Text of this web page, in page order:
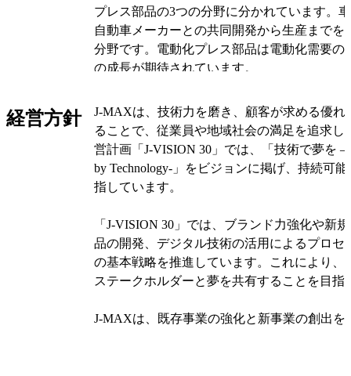
プレス部品の3つの分野に分かれています。
自動車メーカーとの共同開発から生産までを
分野です。電動化プレス部品は電動化需要の
の成長が期待されています。
タイでは、J-MAXの子会社であるタイ・マル
車用車体プレス部品や精密プレス部品を製造
AUTOMOBILE（THAILAND）やTOPRE
しています。これにより、アジア市場でのプ
ています。
広州では、広州丸順汽車配件有限公司が自動
品や電動化プレス部品を製造し、広汽本田汽
しています。また、塗装ラインを備えた設備
製品の付加価値を高めています。
武漢では、武漢丸順汽車配件有限公司が自動
経営方針
J-MAXは、技術力を磨き、顧客が求める優れ
ることで、従業員や地域社会の満足を追求し
営計画「J-VISION 30」では、「技術で夢を
by Technology-」をビジョンに掲げ、持続可
指しています。
「J-VISION 30」では、ブランド力強化や新
品の開発、デジタル技術の活用によるプロセ
の基本戦略を推進しています。これにより、
ステークホルダーと夢を共有することを目指
J-MAXは、既存事業の強化と新事業の創出を